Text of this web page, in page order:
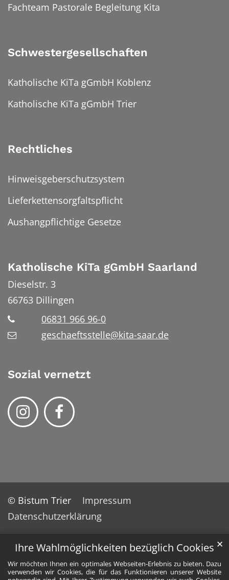
Ihre Wahlmöglichkeiten bezüglich Cookies
Wir möchten Ihnen ein optimales Webseiten-Erlebnis zu bieten. Dazu
verwenden wir Cookies, die für das Funktionieren unserer Website
✕
Fachteam Pastorale Begleitung Kita
Schwestergesellschaften
Katholische KiTa gGmbH Koblenz
Katholische KiTa gGmbH Trier
Rechtliches
Hinweisgeberschutzsystem
Lieferkettensorgfaltspflicht
Aushangpflichtige Gesetze
Katholische KiTa gGmbH Saarland
Dieselstr. 3
66763 Dillingen
06831 966 96-0
geschaeftsstelle@kita-saar.de
Sozial vernetzt
© Bistum Trier
Impressum
Datenschutzerklärung